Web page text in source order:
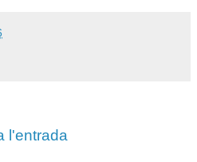
l'entrada